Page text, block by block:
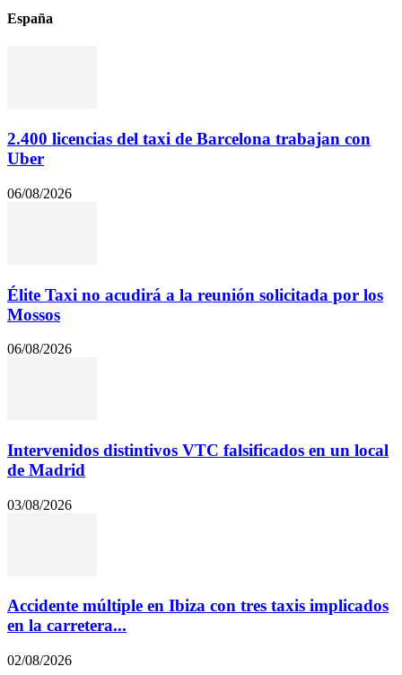
España
2.400 licencias del taxi de Barcelona trabajan con
Uber
06/08/2026
Élite Taxi no acudirá a la reunión solicitada por los
Mossos
06/08/2026
Intervenidos distintivos VTC falsificados en un local
de Madrid
03/08/2026
Accidente múltiple en Ibiza con tres taxis implicados
en la carretera...
02/08/2026